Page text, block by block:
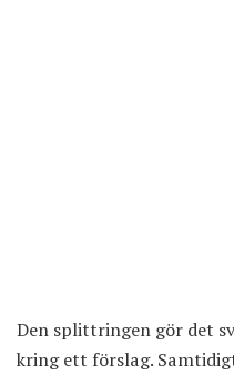
Den splittringen gör det
kring ett förslag.